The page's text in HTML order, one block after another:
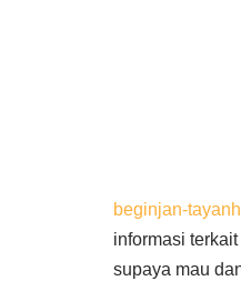
beginjan-
informasi
supaya mau